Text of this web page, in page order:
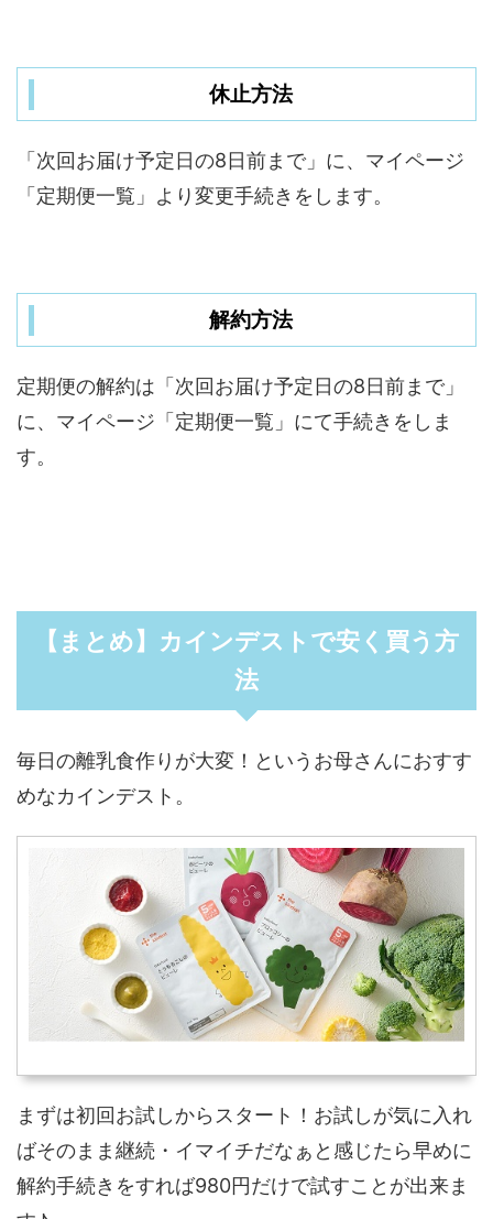
休止方法
「次回お届け予定日の8日前まで」に、マイページ
「定期便一覧」より変更手続きをします。
解約方法
定期便の解約は「次回お届け予定日の8日前まで」
に、マイページ「定期便一覧」にて手続きをしま
す。
【まとめ】カインデストで安く買う方
法
毎日の離乳食作りが大変！というお母さんにおすす
めなカインデスト。
まずは初回お試しからスタート！お試しが気に入れ
ばそのまま継続・イマイチだなぁと感じたら早めに
解約手続きをすれば980円だけで試すことが出来ま